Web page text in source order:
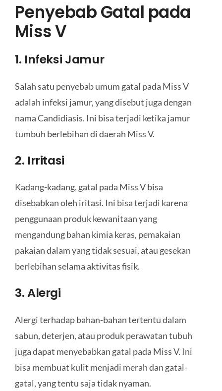
Penyebab Gatal pada
Miss V
1. Infeksi Jamur
Salah satu penyebab umum gatal pada Miss V
adalah infeksi jamur, yang disebut juga dengan
nama Candidiasis. Ini bisa terjadi ketika jamur
tumbuh berlebihan di daerah Miss V.
2. Irritasi
Kadang-kadang, gatal pada Miss V bisa
disebabkan oleh iritasi. Ini bisa terjadi karena
penggunaan produk kewanitaan yang
mengandung bahan kimia keras, pemakaian
pakaian dalam yang tidak sesuai, atau gesekan
berlebihan selama aktivitas fisik.
3. Alergi
Alergi terhadap bahan-bahan tertentu dalam
sabun, deterjen, atau produk perawatan tubuh
juga dapat menyebabkan gatal pada Miss V. Ini
bisa membuat kulit menjadi merah dan gatal-
gatal, yang tentu saja tidak nyaman.